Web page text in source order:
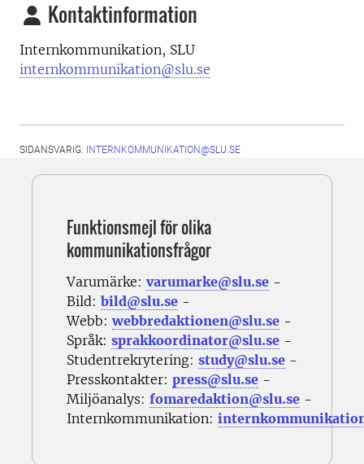
Kontaktinformation
Internkommunikation, SLU
internkommunikation@slu.se
SIDANSVARIG: INTERNKOMMUNIKATION@SLU.SE
Funktionsmejl för olika
kommunikationsfrågor
Varumärke: varumarke@slu.se -
Bild: bild@slu.se -
Webb:webbredaktionen@slu.se -
Språk: sprakkoordinator@slu.se -
Studentrekrytering: study@slu.se -
Presskontakter: press@slu.se -
Miljöanalys: fomaredaktion@slu.se -
Internkommunikation: